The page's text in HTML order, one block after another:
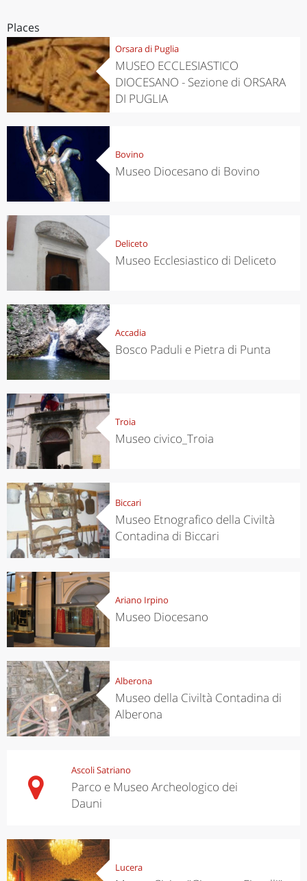
Places
Orsara di Puglia
MUSEO ECCLESIASTICO
DIOCESANO - Sezione di ORSARA
DI PUGLIA
Bovino
Museo Diocesano di Bovino
Deliceto
Museo Ecclesiastico di Deliceto
Accadia
Bosco Paduli e Pietra di Punta
Troia
Museo civico_Troia
Biccari
Museo Etnografico della Civiltà
Contadina di Biccari
Ariano Irpino
Museo Diocesano
Alberona
Museo della Civiltà Contadina di
Alberona
Ascoli Satriano
Parco e Museo Archeologico dei
Dauni
Lucera